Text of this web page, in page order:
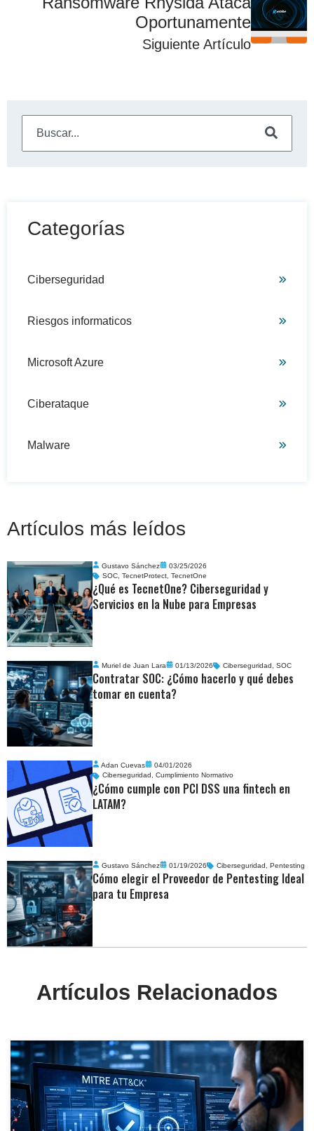
Oportunamente
Siguiente Artículo
Categorías
Ciberseguridad
Riesgos informaticos
Microsoft Azure
Ciberataque
Malware
Artículos más leídos
Gustavo Sánchez
03/25/2026
SOC ,TecnetProtect ,TecnetOne
¿Qué es TecnetOne? Ciberseguridad y
Servicios en la Nube para Empresas
Muriel de Juan Lara 01/13/2026 Ciberseguridad ,SOC
Contratar SOC: ¿Cómo hacerlo y qué debes
tomar en cuenta?
Adan Cuevas
04/01/2026
Ciberseguridad ,Cumplimiento Normativo
¿Cómo cumple con PCI DSS una fintech en
LATAM?
Gustavo Sánchez 01/19/2026 Ciberseguridad ,Pentesting
Cómo elegir el Proveedor de Pentesting Ideal
para tu Empresa
Artículos Relacionados